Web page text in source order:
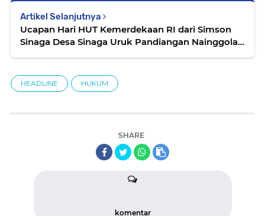
Artikel Selanjutnya
Ucapan Hari HUT Kemerdekaan RI dari Simson
Sinaga Desa Sinaga Uruk Pandiangan Nainggolan
HEADLINE HUKUM
SHARE
komentar